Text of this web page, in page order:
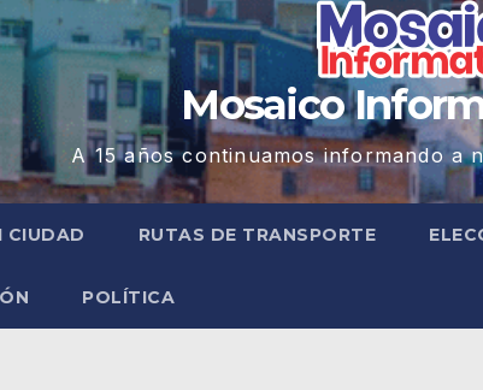
Mosaico
A 15 años continuamos informando a
CIUDAD RUTAS DE TRANSPORTE
POLÍTICA